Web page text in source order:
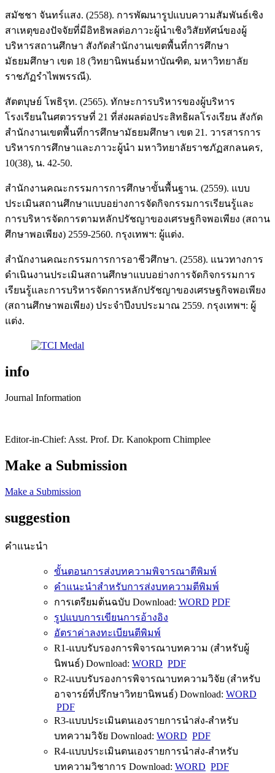
สมัชชา จันทร์แสง. (2558). การพัฒนารูปแบบความสัมพันธ์เชิง
สาเหตุของปัจจัยที่มีอิทธิพลต่อภาวะผู้นำเชิงวิสัยทัศน์ของผู้
บริหารสถานศึกษา สังกัดสำนักงานเขตพื้นที่การศึกษา
มัธยมศึกษา เขต 18 (วิทยานิพนธ์มหาบัณฑิต, มหาวิทยาลัย
ราชภัฏรำไพพรรณี).
สัตตบุษย์ โพธิรุท. (2565). ทักษะการบริหารของผู้บริหาร
โรงเรียนในศตวรรษที่ 21 ที่ส่งผลต่อประสิทธิผลโรงเรียน สังกัด
สำนักงานเขตพื้นที่การศึกษามัธยมศึกษา เขต 21. วารสารการ
บริหารการศึกษาและภาวะผู้นำ มหาวิทยาลัยราชภัฏสกลนคร,
10(38), น. 42-50.
สำนักงานคณะกรรมการการศึกษาขั้นพื้นฐาน. (2559). แบบ
ประเมินสถานศึกษาแบบอย่างการจัดกิจกรรมการเรียนรู้และ
การบริหารจัดการตามหลักปรัชญาของเศรษฐกิจพอเพียง (สถาน
ศึกษาพอเพียง) 2559-2560. กรุงเทพฯ: ผู้แต่ง.
สำนักงานคณะกรรมการการอาชีวศึกษา. (2558). แนวทางการ
ดำเนินงานประเมินสถานศึกษาแบบอย่างการจัดกิจกรรมการ
เรียนรู้และการบริหารจัดการหลักปรัชญาของเศรษฐกิจพอเพียง
(สถานศึกษาพอเพียง) ประจำปีงบประมาณ 2559. กรุงเทพฯ: ผู้
แต่ง.
info
Journal Information
Editor-in-Chief: Asst. Prof. Dr. Kanokporn Chimplee
Make a Submission
Make a Submission
suggestion
คำแนะนำ
ขั้นตอนการส่งบทความพิจารณาตีพิมพ์
คำแนะนำสำหรับการส่งบทความตีพิมพ์
การเตรียมต้นฉบับ Download: WORD PDF
รูปแบบการเขียนการอ้างอิง
อัตราค่าลงทะเบียนตีพิมพ์
R1-แบบรับรองการพิจารณาบทความ (สำหรับผู้
นิพนธ์) Download: WORD PDF
R2-แบบรับรองการพิจารณาบทความวิจัย (สำหรับ
อาจารย์ที่ปรึกษาวิทยานิพนธ์) Download: WORD
PDF
R3-แบบประเมินตนเองรายการนำส่ง-สำหรับ
บทความวิจัย Download: WORD PDF
R4-แบบประเมินตนเองรายการนำส่ง-สำหรับ
บทความวิชาการ Download: WORD PDF